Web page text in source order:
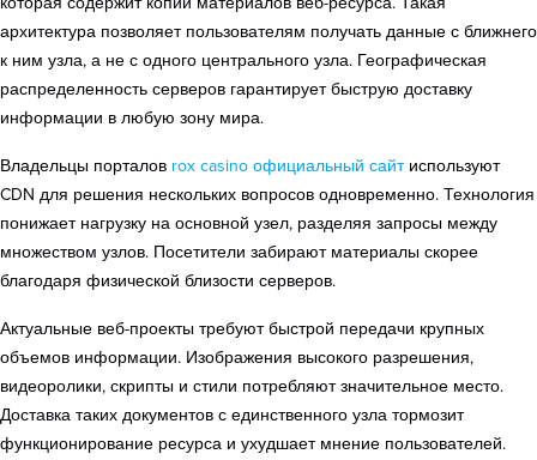
архитектура позволяет пользователям получать данные с ближнего
к ним узла, а не с одного центрального узла. Географическая
распределенность серверов гарантирует быструю доставку
информации в любую зону мира.
Владельцы порталов rox casino официальный сайтиспользуют
CDN для решения нескольких вопросов одновременно. Технология
понижает нагрузку на основной узел, разделяя запросы между
множеством узлов. Посетители забирают материалы скорее
благодаря физической близости серверов.
Актуальные веб-проекты требуют быстрой передачи крупных
объемов информации. Изображения высокого разрешения,
видеоролики, скрипты и стили потребляют значительное место.
Доставка таких документов с единственного узла тормозит
функционирование ресурса и ухудшает мнение пользователей.